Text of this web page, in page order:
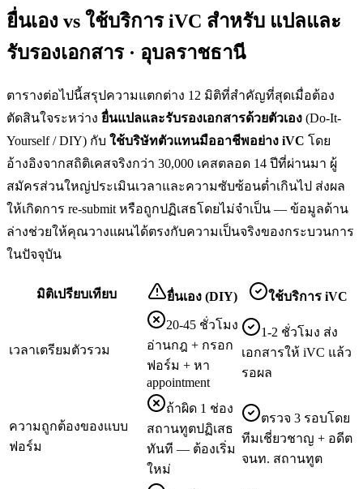
ยื่นเอง vs ใช้บริการ iVC สำหรับ แปลและ
รับรองเอกสาร · อุบลราชธานี
ตารางต่อไปนี้สรุปความแตกต่าง 12 มิติที่สำคัญที่สุดเมื่อต้อง
ตัดสินใจระหว่าง ยื่นแปลและรับรองเอกสารด้วยตัวเอง (Do-It-
Yourself / DIY) กับ ใช้บริษัทตัวแทนมืออาชีพอย่าง iVC โดย
อ้างอิงจากสถิติเคสจริงกว่า 30,000 เคสตลอด 14 ปีที่ผ่านมา ผู้
สมัครส่วนใหญ่ประเมินเวลาและความซับซ้อนต่ำเกินไป ส่งผล
ให้เกิดการ re-submit หรือถูกปฏิเสธโดยไม่จำเป็น — ข้อมูลด้าน
ล่างช่วยให้คุณวางแผนได้ตรงกับความเป็นจริงของกระบวนการ
ในปัจจุบัน
มิติเปรียบเทียบ ยื่นเอง (DIY) ใช้บริการ iVC
เวลาเตรียมตัวรวม
20-45 ชั่วโมง
อ่านกฎ + กรอก
ฟอร์ม + หา
appointment
1-2 ชั่วโมง ส่ง
เอกสารให้ iVC แล้ว
รอผล
ความถูกต้องของแบบ
ฟอร์ม
ถ้าผิด 1 ช่อง
สถานทูตปฏิเสธ
ทันที — ต้องเริ่ม
ใหม่
ตรวจ 3 รอบโดย
ทีมเชี่ยวชาญ + อดีต
จนท. สถานทูต